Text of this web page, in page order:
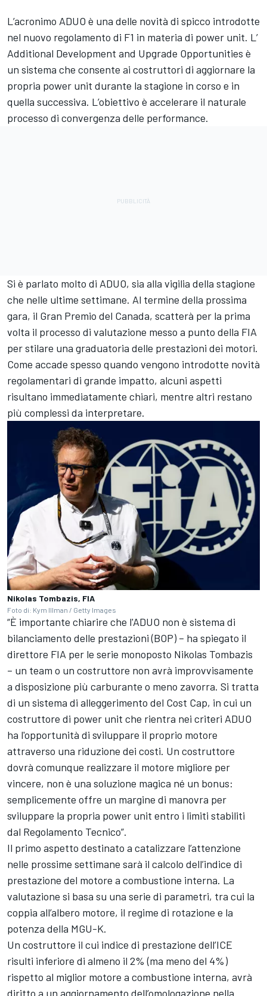
L’acronimo ADUO è una delle novità di spicco introdotte
nel nuovo regolamento di F1 in materia di power unit. L’
Additional Development and Upgrade Opportunities è
un sistema che consente ai costruttori di aggiornare la
propria power unit durante la stagione in corso e in
quella successiva. L’obiettivo è accelerare il naturale
processo di convergenza delle performance.
Si è parlato molto di ADUO, sia alla vigilia della stagione
che nelle ultime settimane. Al termine della prossima
gara, il Gran Premio del Canada, scatterà per la prima
volta il processo di valutazione messo a punto della FIA
per stilare una graduatoria delle prestazioni dei motori.
Come accade spesso quando vengono introdotte novità
regolamentari di grande impatto, alcuni aspetti
risultano immediatamente chiari, mentre altri restano
più complessi da interpretare.
Nikolas Tombazis, FIA
Foto di: Kym Illman / Getty Images
“È importante chiarire che l'ADUO non è sistema di
bilanciamento delle prestazioni (BOP) – ha spiegato il
direttore FIA per le serie monoposto Nikolas Tombazis
– un team o un costruttore non avrà improvvisamente
a disposizione più carburante o meno zavorra. Si tratta
di un sistema di alleggerimento del Cost Cap, in cui un
costruttore di power unit che rientra nei criteri ADUO
ha l'opportunità di sviluppare il proprio motore
attraverso una riduzione dei costi. Un costruttore
dovrà comunque realizzare il motore migliore per
vincere, non è una soluzione magica né un bonus:
semplicemente offre un margine di manovra per
sviluppare la propria power unit entro i limiti stabiliti
dal Regolamento Tecnico”.
Il primo aspetto destinato a catalizzare l’attenzione
nelle prossime settimane sarà il calcolo dell’indice di
prestazione del motore a combustione interna. La
valutazione si basa su una serie di parametri, tra cui la
coppia all’albero motore, il regime di rotazione e la
potenza della MGU-K.
Un costruttore il cui indice di prestazione dell’ICE
risulti inferiore di almeno il 2% (ma meno del 4%)
rispetto al miglior motore a combustione interna, avrà
diritto a un aggiornamento dell’omologazione nella